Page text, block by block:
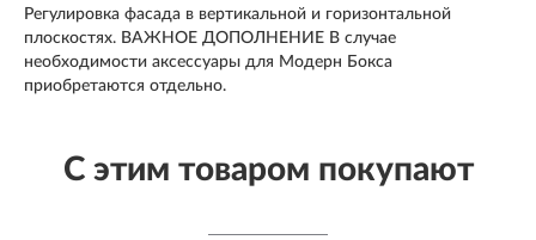
Регулировка фасада в вертикальной и горизонтальной
плоскостях. ВАЖНОЕ ДОПОЛНЕНИЕ В случае
необходимости аксессуары для Модерн Бокса
приобретаются отдельно.
С этим товаром покупают